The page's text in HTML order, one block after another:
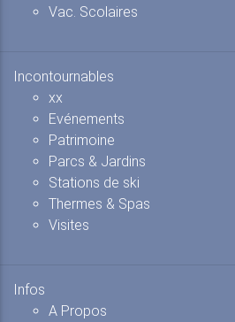
Vac. Scolaires
Incontournables
xx
Evénements
Patrimoine
Parcs & Jardins
Stations de ski
Thermes & Spas
Visites
Infos
A Propos